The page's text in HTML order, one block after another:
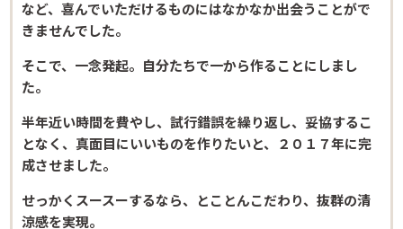
など、喜んでいただけるものにはなかなか出会うことがで
きませんでした。
そこで、一念発起。自分たちで一から作ることにしまし
た。
半年近い時間を費やし、試行錯誤を繰り返し、妥協するこ
となく、真面目にいいものを作りたいと、２０１７年に完
成させました。
せっかくスースーするなら、とことんこだわり、抜群の清
涼感を実現。